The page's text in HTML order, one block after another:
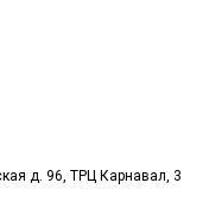
д. 96, ТРЦ Карнавал, 3